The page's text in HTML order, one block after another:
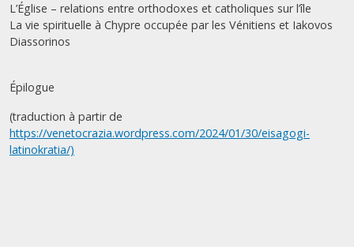
L’Église – relations entre orthodoxes et catholiques sur l’île
La vie spirituelle à Chypre occupée par les Vénitiens et Iakovos
Diassorinos
Épilogue
(traduction à partir de
https://venetocrazia.wordpress.com/2024/01/30/eisagogi-
latinokratia/)